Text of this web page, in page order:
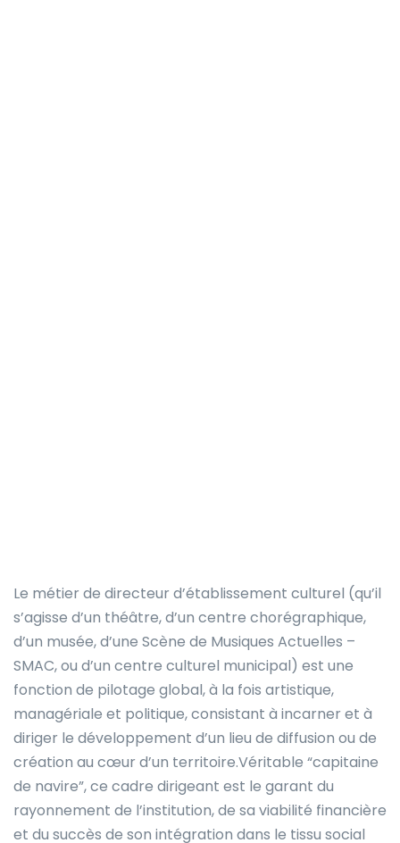
Le métier de directeur d’établissement culturel (qu’il
s’agisse d’un théâtre, d’un centre chorégraphique,
d’un musée, d’une Scène de Musiques Actuelles –
SMAC, ou d’un centre culturel municipal) est une
fonction de pilotage global, à la fois artistique,
managériale et politique, consistant à incarner et à
diriger le développement d’un lieu de diffusion ou de
création au cœur d’un territoire.Véritable “capitaine
de navire”, ce cadre dirigeant est le garant du
rayonnement de l’institution, de sa viabilité financière
et du succès de son intégration dans le tissu social